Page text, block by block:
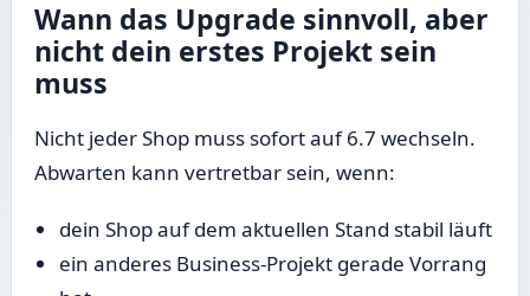
Wann das Upgrade sinnvoll, aber
nicht dein erstes Projekt sein
muss
Nicht jeder Shop muss sofort auf 6.7 wechseln.
Abwarten kann vertretbar sein, wenn:
dein Shop auf dem aktuellen Stand stabil läuft
ein anderes Business-Projekt gerade Vorrang